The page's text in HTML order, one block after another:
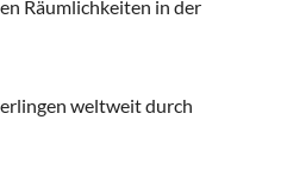
Räumlichkeiten in der
weltweit durch